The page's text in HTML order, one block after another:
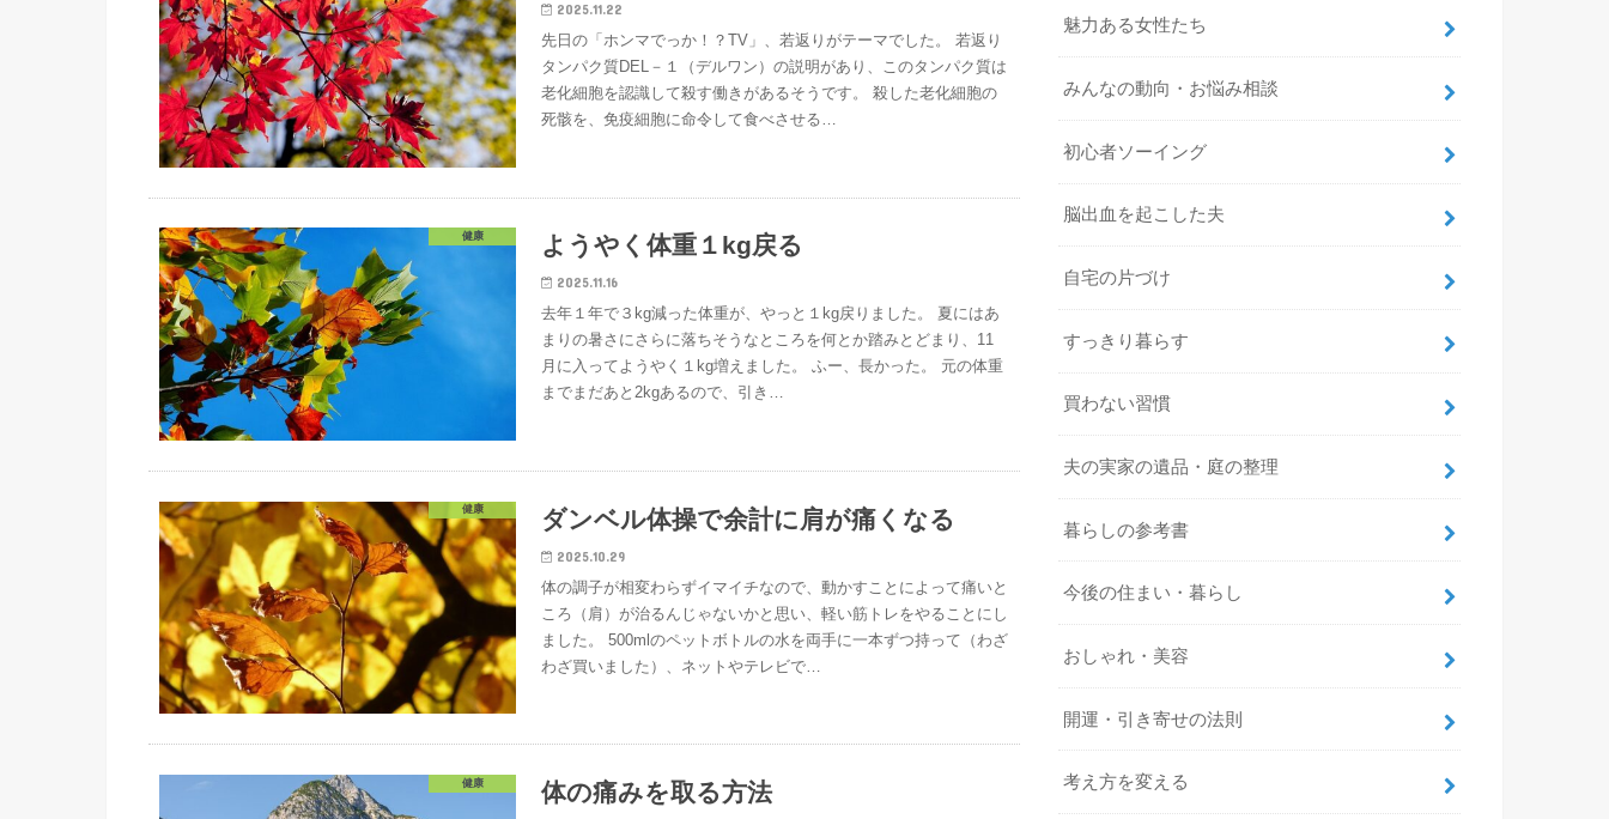
2025.11.22
先日の「ホンマでっか！？TV」、若返りがテーマでした。 若返り
タンパク質DEL－１（デルワン）の説明があり、このタンパク質は
老化細胞を認識して殺す働きがあるそうです。 殺した老化細胞の
死骸を、免疫細胞に命令して食べさせる…
健康 ようやく体重１kg戻る
2025.11.16
去年１年で３kg減った体重が、やっと１kg戻りました。 夏にはあ
まりの暑さにさらに落ちそうなところを何とか踏みとどまり、11
月に入ってようやく１kg増えました。 ふー、長かった。 元の体重
までまだあと2kgあるので、引き…
健康 ダンベル体操で余計に肩が痛くなる
2025.10.29
体の調子が相変わらずイマイチなので、動かすことによって痛いと
ころ（肩）が治るんじゃないかと思い、軽い筋トレをやることにし
ました。 500mlのペットボトルの水を両手に一本ずつ持って（わざ
わざ買いました）、ネットやテレビで…
健康 体の痛みを取る方法
魅力ある女性たち
みんなの動向・お悩み相談
初心者ソーイング
脳出血を起こした夫
自宅の片づけ
すっきり暮らす
買わない習慣
夫の実家の遺品・庭の整理
暮らしの参考書
今後の住まい・暮らし
おしゃれ・美容
開運・引き寄せの法則
考え方を変える